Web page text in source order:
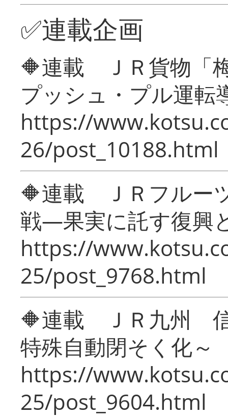
✅連載企画
🔶連載 ＪＲ貨物「
プッシュ・プル運転
https://
26/post_10188.html
🔶連載 ＪＲフルー
戦―果実に託す復興
https://
25/post_9768.html
🔶連載 ＪＲ九州 信
特殊自動閉そく化～
https://
25/post_9604.html